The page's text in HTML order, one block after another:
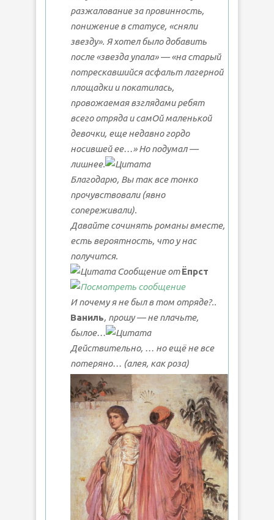
разжалование за провинность,
понижение в статусе, «сняли
звезду». Я хотел было добавить
после «звезда упала» — «на старый
потрескавшийся асфальт лагерной
площадки и покатилась,
провожаемая взглядами ребят
всего отряда и самОй маленькой
девочки, еще недавно гордо
носившей ее…» Но подумал —
лишнее.
Благодарю, Вы так все тонко
прочувствовали (явно
сопереживали).
Давайте сочинять романы вместе,
есть вероятность, что у нас
получится.
Сообщение отЁпрст
И почему я не был в том отряде?..
Ваниль, прошу — не плачьте,
былое…
Действительно, … но ещё не все
потеряно… (алея, как роза)